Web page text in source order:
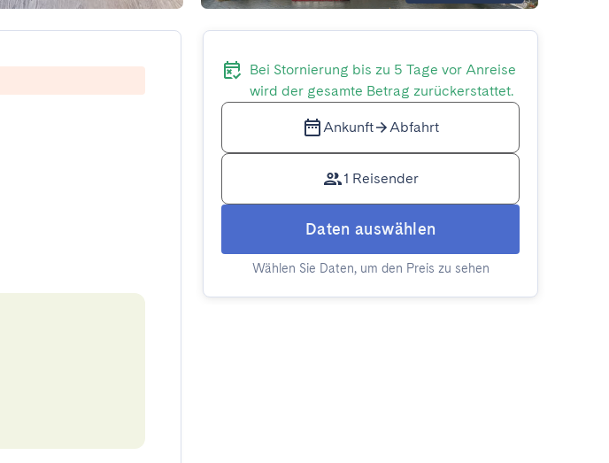
Bei Stornierung bis zu 5 Tage vor Anreise
wird der gesamte Betrag zurückerstattet.
Ankunft Abfahrt
1 Reisender
Daten auswählen
Wählen Sie Daten, um den Preis zu sehen